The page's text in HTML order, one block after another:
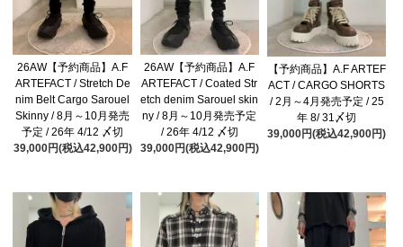
26AW【予約商品】A.F
ARTEFACT / Stretch De
nim Belt Cargo Sarouel
Skinny / 8月～10月発売
予定 / 26年 4/12 〆切
39,000円(税込42,900円)
26AW【予約商品】A.F
ARTEFACT / Coated Str
etch denim Sarouel skin
ny / 8月～10月発売予定
/ 26年 4/12 〆切
39,000円(税込42,900円)
【予約商品】A.F ARTEF
ACT / CARGO SHORTS
/ 2月～4月発売予定 / 25
年 8/ 31〆切
39,000円(税込42,900円)